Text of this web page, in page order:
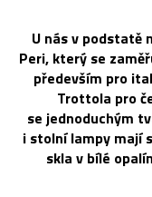
U nás v podstatě
Peri, který se
především pro
Trottola pro
se jednoduchým
i stolní lampy mají
skla v bílé